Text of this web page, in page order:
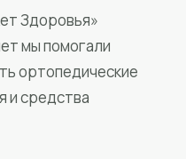
Здоровья»
мы помогали
ортопедические
и средства